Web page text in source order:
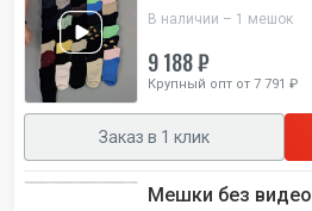
В наличии – 1 мешок
9 188 ₽
Крупный опт от 7 791 ₽
Заказ в 1 клик
Мешки без видео